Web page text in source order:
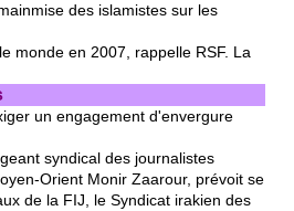
des islamistes sur les
monde en 2007, rappelle RSF. La
un engagement d'envergure
syndical des journalistes
Orient Monir Zaarour, prévoit se
de la FIJ, le Syndicat irakien des